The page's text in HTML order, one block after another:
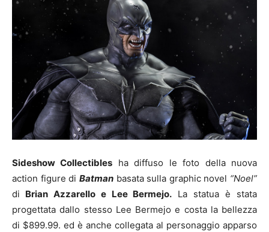
Sideshow Collectibles ha diffuso le foto della nuova
action figure di Batmanbasata sulla graphic novel “Noel”
di Brian Azzarello e Lee Bermejo. La statua è stata
progettata dallo stesso Lee Bermejo e costa la bellezza
di $899.99. ed è anche collegata al personaggio apparso